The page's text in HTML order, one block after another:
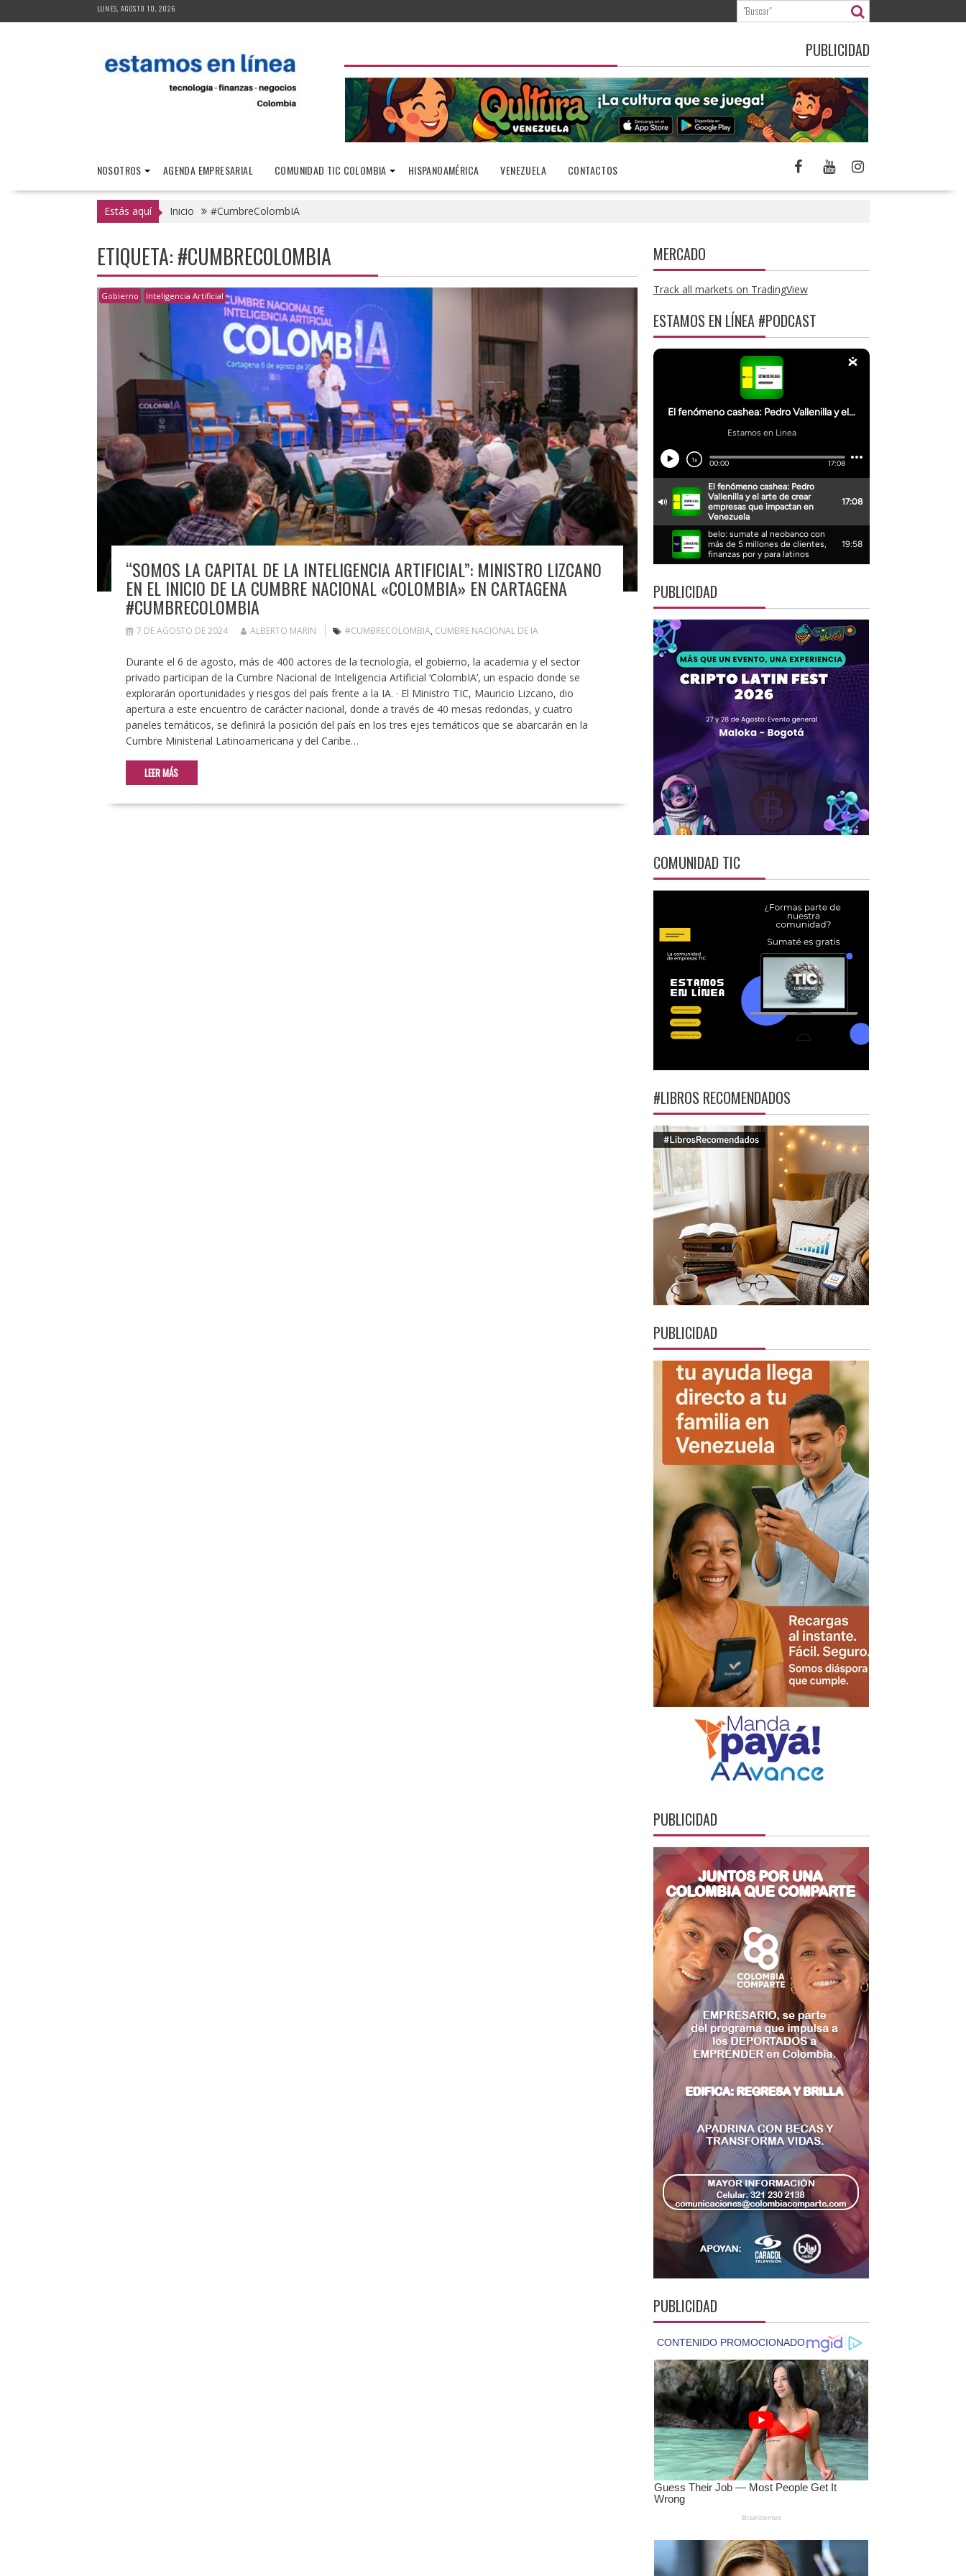
al
LUNES, AGOSTO 10, 2026
PUBLICIDAD
NOSOTROS AGENDA EMPRESARIAL COMUNIDAD TIC COLOMBIA HISPANOAMÉRICA VENEZUELA CONTACTOS
Estás aquí Inicio #CumbreColombIA
ETIQUETA:#CUMBRECOLOMBIA
Gobierno Inteligencia Artificial
“SOMOS LA CAPITAL DE LA INTELIGENCIA ARTIFICIAL”: MINISTRO LIZCANO
EN EL INICIO DE LA CUMBRE NACIONAL «COLOMBIA» EN CARTAGENA
#CUMBRECOLOMBIA
7 DE AGOSTO DE 2024 ALBERTO MARIN #CUMBRECOLOMBIA, CUMBRE NACIONAL DE IA
Durante el 6 de agosto, más de 400 actores de la tecnología, el gobierno, la academia y el sector
privado participan de la Cumbre Nacional de Inteligencia Artificial ‘ColombIA’, un espacio donde se
explorarán oportunidades y riesgos del país frente a la IA. · El Ministro TIC, Mauricio Lizcano, dio
apertura a este encuentro de carácter nacional, donde a través de 40 mesas redondas, y cuatro
paneles temáticos, se definirá la posición del país en los tres ejes temáticos que se abarcarán en la
Cumbre Ministerial Latinoamericana y del Caribe…
LEER MÁS
MERCADO
Track all markets on TradingView
ESTAMOS EN LÍNEA #PODCAST
PUBLICIDAD
COMUNIDAD TIC
#LIBROS RECOMENDADOS
PUBLICIDAD
PUBLICIDAD
PUBLICIDAD